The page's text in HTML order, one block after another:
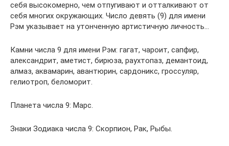
себя высокомерно, чем отпугивают и отталкивают от
себя многих окружающих. Число девять (9) для имени
Рэм указывает на утонченную артистичную личность…
Камни числа 9 для имени Рэм: гагат, чароит, сапфир,
александрит, аметист, бирюза, раухтопаз, демантоид,
алмаз, аквамарин, авантюрин, сардоникс, гроссуляр,
гелиотроп, беломорит.
Планета числа 9: Марс.
Знаки Зодиака числа 9: Скорпион, Рак, Рыбы.